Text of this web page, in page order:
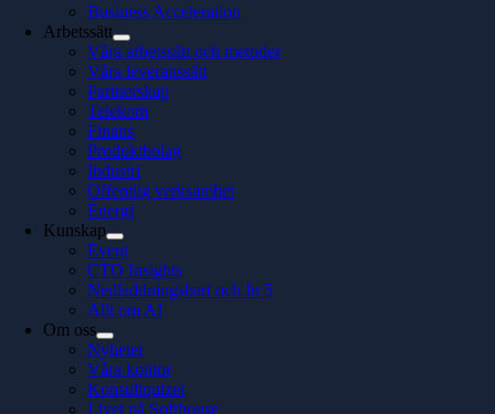
Business Acceleration
Arbetssätt
Våra arbetssätt och metoder
Våra leveranssätt
Partnerskap
Telekom
Finans
Produktbolag
Industri
Offentlig verksamhet
Energi
Kunskap
Event
CTO Insights
Nedladdningsbart och In 5
Allt om AI
Om oss
Nyheter
Våra kontor
Konsultquizet
Livet på Softhouse